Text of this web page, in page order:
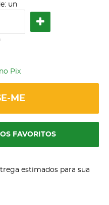
un
no Pix
ME
FAVORITOS
estimados para sua